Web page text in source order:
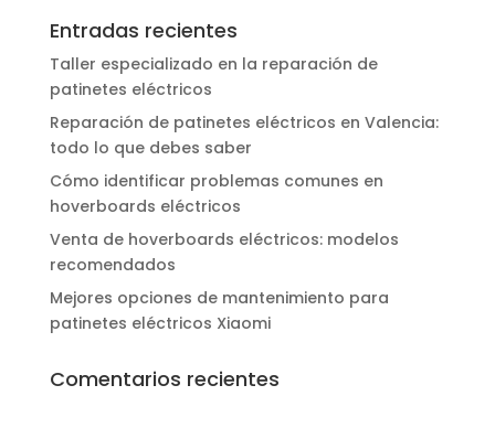
Entradas recientes
Taller especializado en la reparación de
patinetes eléctricos
Reparación de patinetes eléctricos en Valencia:
todo lo que debes saber
Cómo identificar problemas comunes en
hoverboards eléctricos
Venta de hoverboards eléctricos: modelos
recomendados
Mejores opciones de mantenimiento para
patinetes eléctricos Xiaomi
Comentarios recientes